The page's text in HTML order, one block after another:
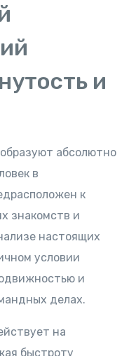
и
абсолютно
в
к
знакомств и
настоящих
условии
и
делах.
на
быстроту